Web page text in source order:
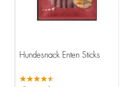
Hundesnack Enten Sticks
★★★★★